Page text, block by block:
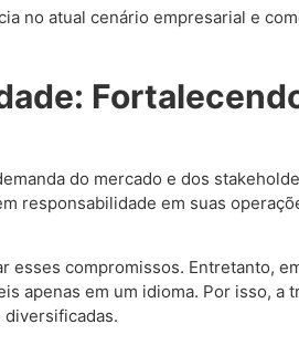
no atual cenário empresarial e
do mercado e dos
responsabilidade em suas
esses compromissos. Entretanto,
apenas em um idioma. Por isso, a